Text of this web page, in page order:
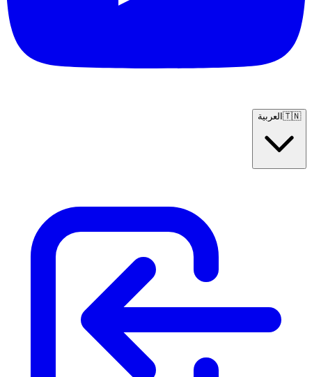
🇹🇳 العربية